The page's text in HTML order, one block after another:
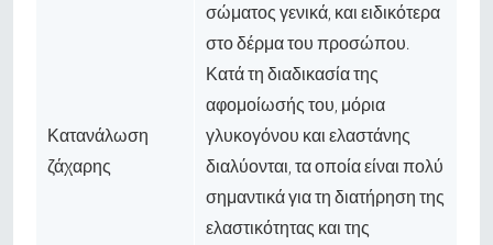
Κατανάλωση
ζάχαρης
σώματος γενικά, και ειδικότερα
στο δέρμα του προσώπου.
Κατά τη διαδικασία της
αφομοίωσής του, μόρια
γλυκογόνου και ελαστάνης
διαλύονται, τα οποία είναι πολύ
σημαντικά για τη διατήρηση της
ελαστικότητας και της